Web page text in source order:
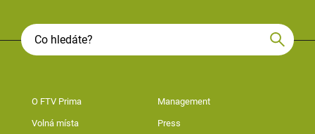
O FTV Prima Management
Volná místa Press